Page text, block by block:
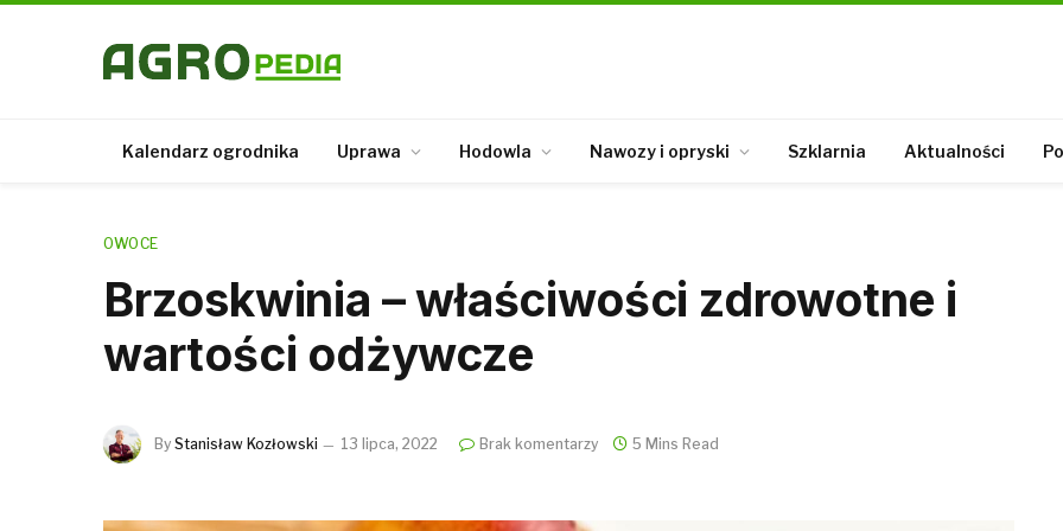
Kalendarz ogrodnika Uprawa Hodowla Nawozy i opryski Szklarnia Aktualności
OWOCE
Brzoskwinia – właściwości zdrowotne i
wartości odżywcze
By Stanisław Kozłowski 13 lipca, 2022 Brak komentarzy 5 Mins Read